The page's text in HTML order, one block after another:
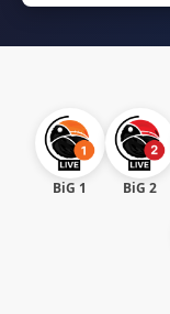
BiG 1 BiG 2